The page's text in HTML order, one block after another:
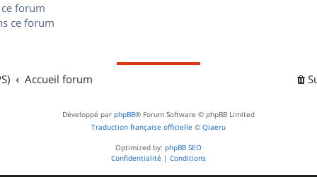
forum
ce forum
Accueil forum
Développé par phpBB® Forum Software © phpBB Limited
Traduction française officielle © Qiaeru
Optimized by: phpBB SEO
Confidentialité | Conditions